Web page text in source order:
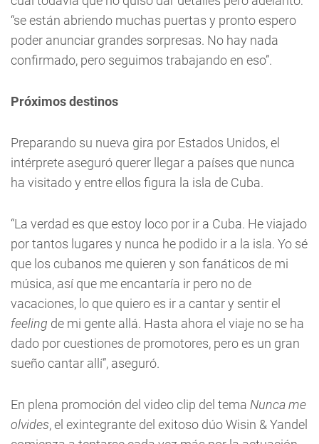
“se están abriendo muchas puertas y pronto espero
poder anunciar grandes sorpresas. No hay nada
confirmado, pero seguimos trabajando en eso”.
Próximos destinos
Preparando su nueva gira por Estados Unidos, el
intérprete aseguró querer llegar a países que nunca
ha visitado y entre ellos figura la isla de Cuba.
“La verdad es que estoy loco por ir a Cuba. He viajado
por tantos lugares y nunca he podido ir a la isla. Yo sé
que los cubanos me quieren y son fanáticos de mi
música, así que me encantaría ir pero no de
vacaciones, lo que quiero es ir a cantar y sentir el
feeling de mi gente allá. Hasta ahora el viaje no se ha
dado por cuestiones de promotores, pero es un gran
sueño cantar allí”, aseguró.
En plena promoción del video clip del tema Nunca me
olvides, el exintegrante del exitoso dúo Wisin & Yandel